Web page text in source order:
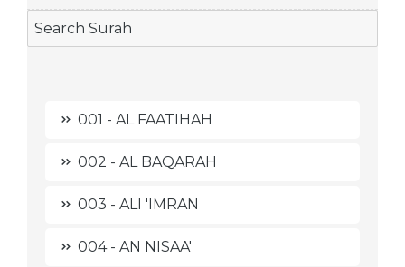
001 - AL FAATIHAH
002 - AL BAQARAH
003 - ALI 'IMRAN
004 - AN NISAA'